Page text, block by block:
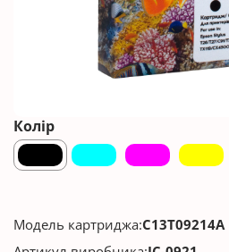
Колір
Модель картриджа:C13T09214A